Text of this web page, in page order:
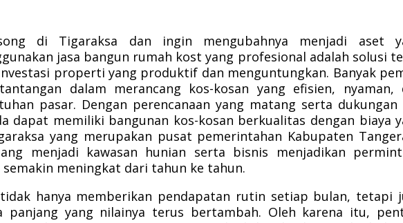
di Tigaraksa dan ingin mengubahnya menjadi aset
jasa bangun rumah kost yang profesional adalah solusi
properti yang produktif dan menguntungkan. Banyak
dalam merancang kos-kosan yang efisien, nyaman,
pasar. Dengan perencanaan yang matang serta
dapat memiliki bangunan kos-kosan berkualitas dengan biaya
yang merupakan pusat pemerintahan Kabupaten
menjadi kawasan hunian serta bisnis menjadikan
meningkat dari tahun ke tahun.
tidak hanya memberikan pendapatan rutin setiap bulan, tetapi
panjang yang nilainya terus bertambah. Oleh karena itu,